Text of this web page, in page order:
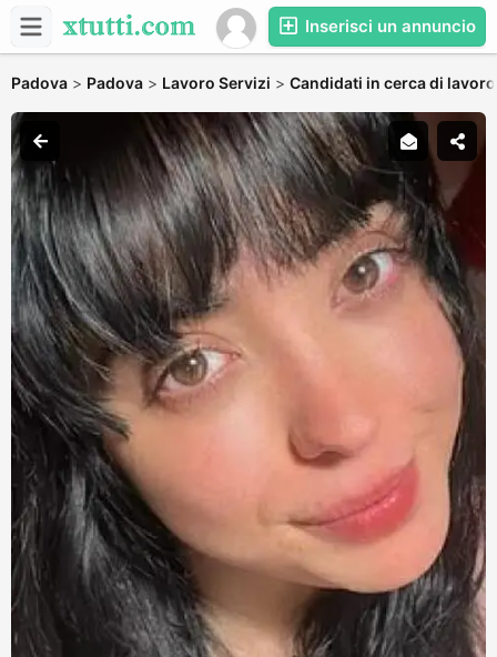
Inserisci un annuncio
Padova > Padova > Lavoro Servizi > Candidati in cerca di lavoro